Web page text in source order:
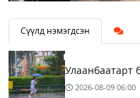
Сүүлд нэмэгдсэн
Улаанбаатарт
2026-08-09 06:00